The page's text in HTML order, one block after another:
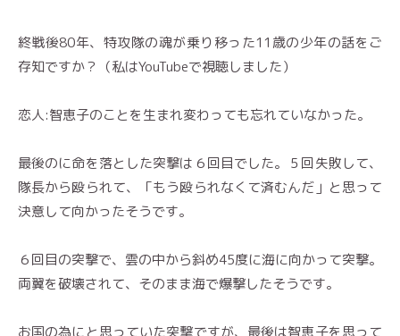
終戦後80年、特攻隊の魂が乗り移った11歳の少年の話をご
存知ですか？（私はYouTubeで視聴しました）
恋人:智恵子のことを生まれ変わっても忘れていなかった。
最後のに命を落とした突撃は６回目でした。５回失敗して、
隊長から殴られて、「もう殴られなくて済むんだ」と思って
決意して向かったそうです。
６回目の突撃で、雲の中から斜め45度に海に向かって突撃。
両翼を破壊されて、そのまま海で爆撃したそうです。
お国の為にと思っていた突撃ですが、最後は智恵子を思って